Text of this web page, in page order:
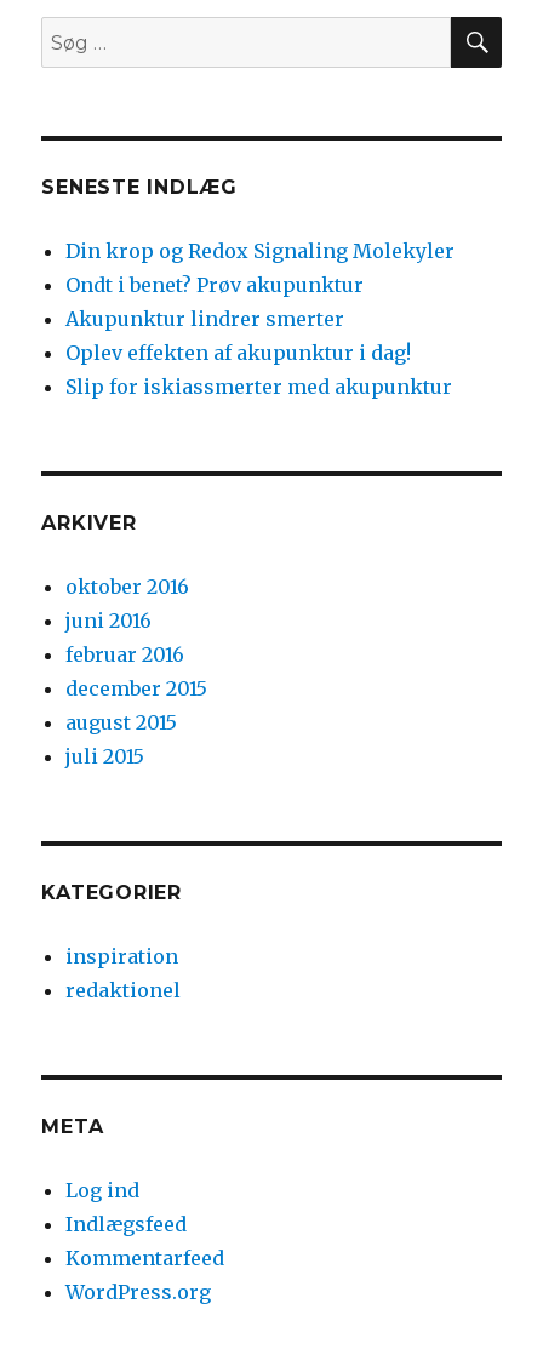
Søg
efter:
SENESTE INDLÆG
Din krop og Redox Signaling Molekyler
Ondt i benet? Prøv akupunktur
Akupunktur lindrer smerter
Oplev effekten af akupunktur i dag!
Slip for iskiassmerter med akupunktur
ARKIVER
oktober 2016
juni 2016
februar 2016
december 2015
august 2015
juli 2015
KATEGORIER
inspiration
redaktionel
META
Log ind
Indlægsfeed
Kommentarfeed
WordPress.org